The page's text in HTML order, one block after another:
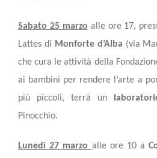
Sabato 25 marzo alle ore 17,
Lattes di Monforte d’Alba (via
che cura le attività della
ai bambini per rendere l’arte a
più piccoli, terrà un
Pinocchio.
Lunedì 27 marzo alle ore 10 a